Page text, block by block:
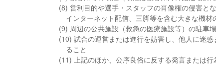
(8) 営利目的や選手・スタッフの肖像権の侵害と
インターネット配信、三脚等を含む大きな機
(9) 周辺の公共施設（救急の医療施設等）の駐車
(10) 試合の運営または進行を妨害し、他人に迷
ること
(11) 上記のほか、公序良俗に反する発言または行